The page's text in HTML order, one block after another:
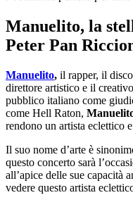
Manuelito, la
Peter Pan
Manuelito, il rapper, il
direttore artistico e il
pubblico italiano come
come Hell Raton,
rendono un artista eclettico
Il suo nome d’arte è
questo concerto sarà
all’apice delle sue capacità
vedere questo artista